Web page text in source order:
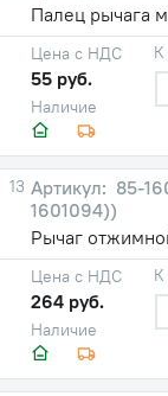
Палец рычага
Наличие
Цена с НДС
55 руб.
К
13
85-
1601094))
Рычаг
Наличие
Цена с НДС
264 руб.
К